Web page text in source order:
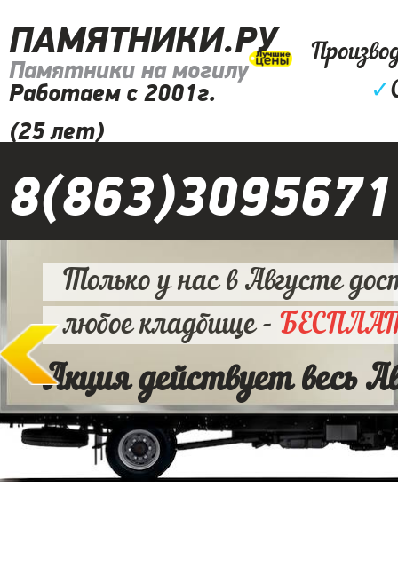
ПАМЯТНИКИ.РУ
Памятники на могилу
Работаем с 2001г.
(25 лет)
✓
8(863)3095671
Только у нас в Августе
любое кладбище -
Акция действует весь